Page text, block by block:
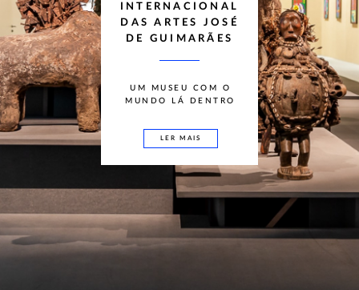
INTERNACIONAL
DAS ARTES JOSÉ
DE GUIMARÃES
UM MUSEU COM O
MUNDO LÁ DENTRO
LER MAIS